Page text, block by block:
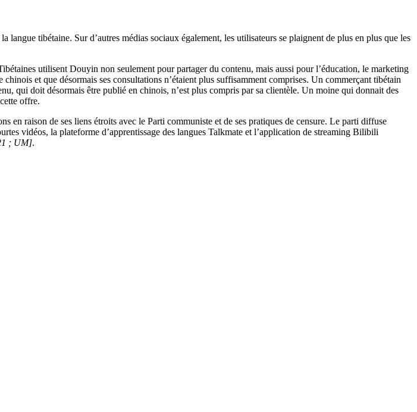
tibétaine. Sur d’autres médias sociaux également, les utilisateurs se plaignent de plus en plus que les
utilisent Douyin non seulement pour partager du contenu, mais aussi pour l’éducation, le marketing
et que désormais ses consultations n’étaient plus suffisamment comprises. Un commerçant tibétain
qui doit désormais être publié en chinois, n’est plus compris par sa clientèle. Un moine qui donnait des
offre.
raison de ses liens étroits avec le Parti communiste et de ses pratiques de censure. Le parti diffuse
vidéos, la plateforme d’apprentissage des langues Talkmate et l’application de streaming Bilibili
; UM].